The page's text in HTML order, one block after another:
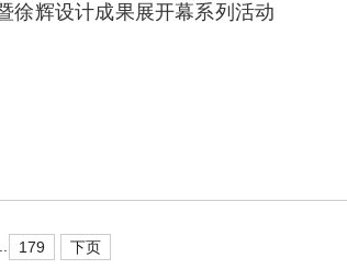
徐辉设计成果展开幕系列活动
179 下页